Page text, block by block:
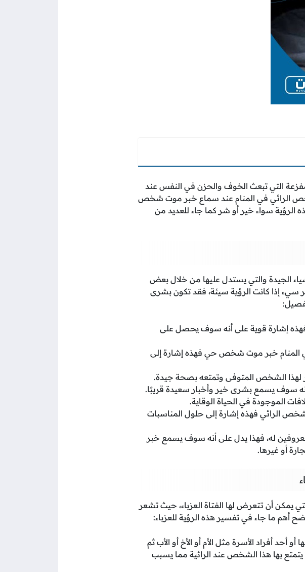
التي تبعث الخوف والحزن في النفس عند
الرائي في المنام عند سماع خبر موت شخص
سواء خير أو شر كما جاء للعديد من
الجيدة والتي يستدل عليها من خلال بعض
سيء إذا كانت الرؤية سيئة، فقد تكون بشرى
إشارة قوية على أنه سوف يحصل على
المنام خبر موت شخص حي فهذه إشارة إلى
الشخص المتوفى وتمتعه بصحة جيدة.
سوف يسمع بشرى خير وأخبار سعيدة قريبًا.
الموجودة في الحياة الوقاية.
الرائي فهذه إشارة إلى حلول المناسبات
له، فهذا يدل على أنه سوف يسمع خبر
أو غيرها.
أن تتعرض لها الفتاة العزباء، حيث تشعر
أهم ما جاء في تفسير هذه الرؤية للعزباء:
أحد أفراد الأسرة مثل الأم أو الأخ أو الأب ثم
يتمتع بها هذا الشخص عند الرائية مما يسبب